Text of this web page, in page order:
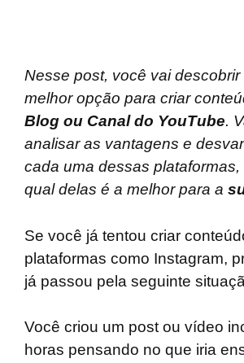
Nesse post, você vai descobrir
melhor opção para criar
Blog ou Canal do YouTube.
analisar as vantagens e
cada uma dessas plataformas,
qual delas é a melhor para a
Se você já tentou criar
plataformas como Instagram,
já passou pela seguinte
Você criou um post ou vídeo
horas pensando no que iria